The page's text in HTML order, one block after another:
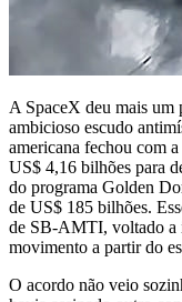
A SpaceX deu mais um
ambicioso escudo
americana fechou com
US$ 4,16 bilhões para
do programa Golden
de US$ 185 bilhões.
de SB-AMTI, voltado a
movimento a partir do
O acordo não veio